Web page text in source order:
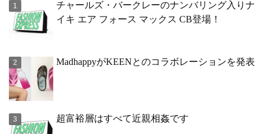
チャールズ・バークレーのナンバリング入りナ
イキ エア フォース マックス CB登場！
MadhappyがKEENとのコラボレーションを発表
超富裕層はすべて近親相姦です